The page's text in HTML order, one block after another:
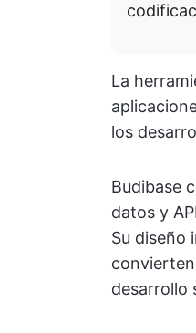
La
los
Budibase
datos y
Su diseño
desarrollo